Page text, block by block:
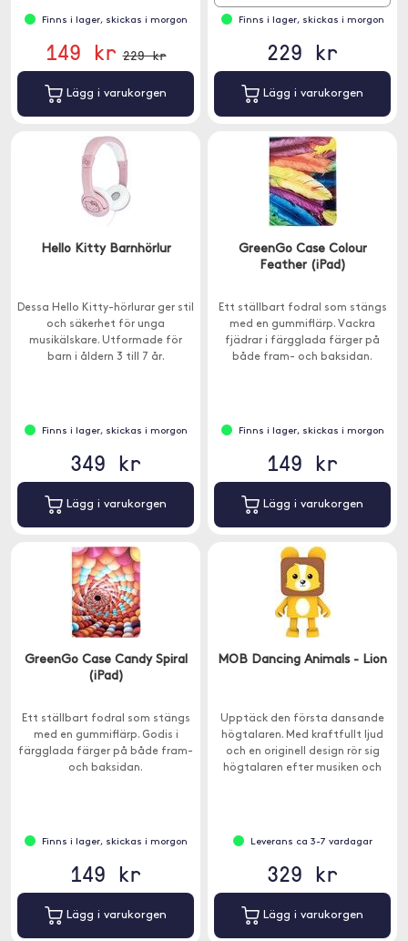
Finns i lager, skickas i morgon
149 kr 229 kr
Lägg i varukorgen
Finns i lager, skickas i morgon
229 kr
Lägg i varukorgen
Hello Kitty Barnhörlur
Dessa Hello Kitty-hörlurar ger stil
och säkerhet för unga
musikälskare. Utformade för
barn i åldern 3 till 7 år.
Finns i lager, skickas i morgon
349 kr
Lägg i varukorgen
GreenGo Case Colour
Feather (iPad)
Ett ställbart fodral som stängs
med en gummiflärp. Vackra
fjädrar i färgglada färger på
både fram- och baksidan.
Finns i lager, skickas i morgon
149 kr
Lägg i varukorgen
GreenGo Case Candy Spiral
(iPad)
Ett ställbart fodral som stängs
med en gummiflärp. Godis i
färgglada färger på både fram-
och baksidan.
Finns i lager, skickas i morgon
149 kr
Lägg i varukorgen
MOB Dancing Animals - Lion
Upptäck den första dansande
högtalaren. Med kraftfullt ljud
och en originell design rör sig
högtalaren efter musiken och
Leverans ca 3-7 vardagar
329 kr
Lägg i varukorgen